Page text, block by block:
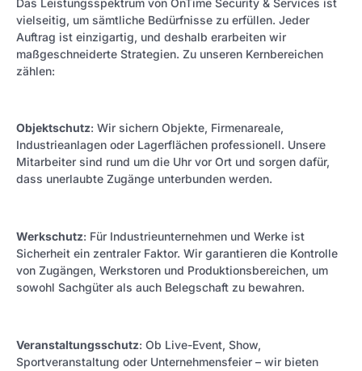
vielseitig, um sämtliche Bedürfnisse zu erfüllen. Jeder
Auftrag ist einzigartig, und deshalb erarbeiten wir
maßgeschneiderte Strategien. Zu unseren Kernbereichen
zählen:
Objektschutz: Wir sichern Objekte, Firmenareale,
Industrieanlagen oder Lagerflächen professionell. Unsere
Mitarbeiter sind rund um die Uhr vor Ort und sorgen dafür,
dass unerlaubte Zugänge unterbunden werden.
Werkschutz: Für Industrieunternehmen und Werke ist
Sicherheit ein zentraler Faktor. Wir garantieren die Kontrolle
von Zugängen, Werkstoren und Produktionsbereichen, um
sowohl Sachgüter als auch Belegschaft zu bewahren.
Veranstaltungsschutz: Ob Live-Event, Show,
Sportveranstaltung oder Unternehmensfeier – wir bieten